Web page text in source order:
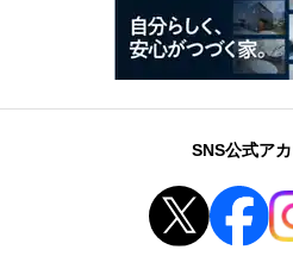
SNS公式ア